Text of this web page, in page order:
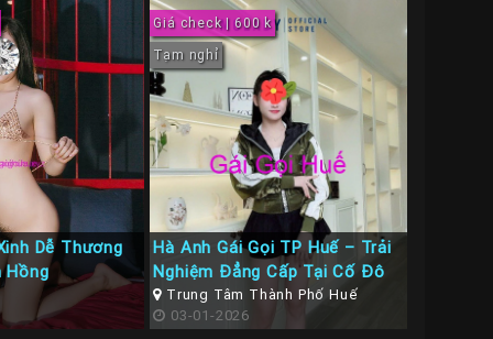
Dễ Thương
Hồng
Giá check | 600 k
Tạm nghỉ
Hà Anh Gái Gọi TP Huế – Trải
Nghiệm Đẳng Cấp Tại Cố Đô
Trung Tâm Thành Phố Huế
03-01-2026